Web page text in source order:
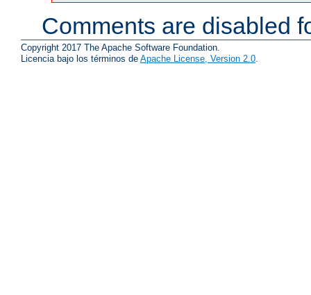
Comments are disabled
Copyright 2017 The Apache Software Foundation.
Licencia bajo los términos de Apache License, Version 2.0.